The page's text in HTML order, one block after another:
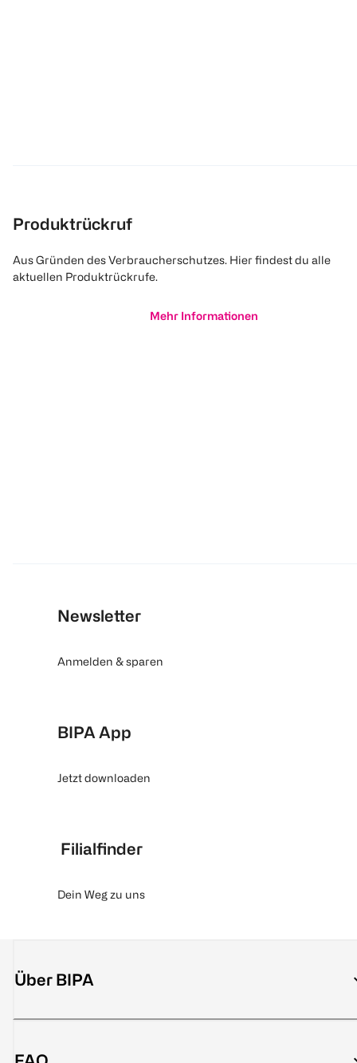
Produktrückruf
Aus Gründen des Verbraucherschutzes. Hier findest du alle
aktuellen Produktrückrufe.
Mehr Informationen
Newsletter
Anmelden & sparen
BIPA App
Jetzt downloaden
Filialfinder
Dein Weg zu uns
Über BIPA